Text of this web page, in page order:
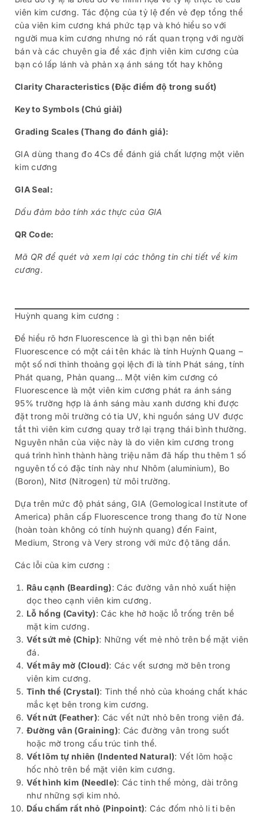
viên kim cương. Tác động của tỷ lệ đến vẻ đẹp tổng thể
của viên kim cương khá phức tạp và khó hiểu so với
người mua kim cương nhưng nó rất quan trọng với người
bán và các chuyên gia để xác định viên kim cương của
bạn có lấp lánh và phản xạ ánh sáng tốt hay không
Clarity Characteristics (Đặc điểm độ trong suốt)
Key to Symbols (Chú giải)
Grading Scales (Thang đo đánh giá):
GIA dùng thang đo 4Cs để đánh giá chất lượng một viên
kim cương
GIA Seal:
Dấu đảm bảo tính xác thực của GIA
QR Code:
Mã QR để quét và xem lại các thông tin chi tiết về kim
cương.
Huỳnh quang kim cương :
Để hiểu rõ hơn Fluorescence là gì thì bạn nên biết
Fluorescence có một cái tên khác là tính Huỳnh Quang –
một số nơi thỉnh thoảng gọi lệch đi là tính Phát sáng, tính
Phát quang, Phản quang… Một viên kim cương có
Fluorescence là một viên kim cương phát ra ánh sáng
95% trường hợp là ánh sáng màu xanh dương khi được
đặt trong môi trường có tia UV, khi nguồn sáng UV được
tắt thì viên kim cương quay trở lại trạng thái bình thường.
Nguyên nhân của việc này là do viên kim cương trong
quá trình hình thành hàng triệu năm đã hấp thu thêm 1 số
nguyên tố có đặc tính này như Nhôm (aluminium), Bo
(Boron), Nitơ (Nitrogen) từ môi trường.
Dựa trên mức độ phát sáng, GIA (Gemological Institute of
America) phân cấp Fluorescence trong thang đo từ None
(hoàn toàn không có tính huỳnh quang) đến Faint,
Medium, Strong và Very strong với mức độ tăng dần.
Các lỗi của kim cương :
Râu cạnh (Bearding): Các đường vân nhỏ xuất hiện
dọc theo cạnh viên kim cương.
Lỗ hổng (Cavity): Các khe hở hoặc lỗ trống trên bề
mặt kim cương.
Vết sứt mẻ (Chip): Những vết mẻ nhỏ trên bề mặt viên
đá.
Vết mây mờ (Cloud): Các vết sương mờ bên trong
viên kim cương.
Tinh thể (Crystal): Tinh thể nhỏ của khoáng chất khác
mắc kẹt bên trong kim cương.
Vết nứt (Feather): Các vết nứt nhỏ bên trong viên đá.
Đường vân (Graining): Các đường vân trong suốt
hoặc mờ trong cấu trúc tinh thể.
Vết lõm tự nhiên (Indented Natural): Vết lõm hoặc
hốc nhỏ trên bề mặt viên kim cương.
Vết hình kim (Needle): Các tinh thể mỏng, dài trông
như những sợi kim nhỏ.
Dấu chấm rất nhỏ (Pinpoint): Các đốm nhỏ li ti bên